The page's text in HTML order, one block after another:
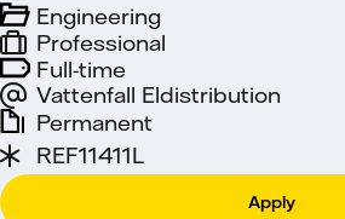
Full-time
Vattenfall Eldistribution
Engineering
Professional
Permanent
REF11411L
Apply